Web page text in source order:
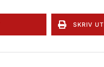
SKRIV UT